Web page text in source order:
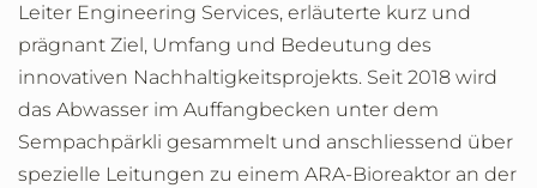
Leiter Engineering Services, erläuterte kurz und
prägnant Ziel, Umfang und Bedeutung des
innovativen Nachhaltigkeitsprojekts. Seit 2018 wird
das Abwasser im Auffangbecken unter dem
Sempachpärkli gesammelt und anschliessend über
spezielle Leitungen zu einem ARA-Bioreaktor an der